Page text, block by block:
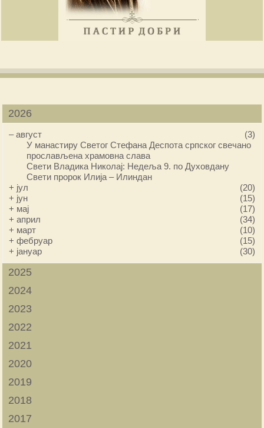
2026
–август
(3)
У манастиру Светог Стефана Деспота српског свечано
прослављена храмовна слава
Свети Владика Николај: Недеља 9. по Духовдану
Свети пророк Илија – Илиндан
+ јул
(20)
+ јун
(15)
+ мај
(17)
+април
(34)
+ март
(10)
+фебруар
(15)
+ јануар (30)
2025
2024
2023
2022
2021
2020
2019
2018
2017